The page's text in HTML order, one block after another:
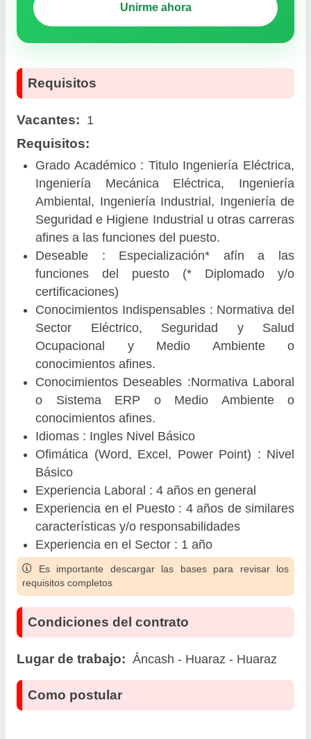
Unirme ahora
Requisitos
Vacantes: 1
Requisitos:
Grado Académico : Titulo Ingeniería Eléctrica,
Ingeniería Mecánica Eléctrica, Ingeniería
Ambiental, Ingeniería Industrial, Ingeniería de
Seguridad e Higiene Industrial u otras carreras
afines a las funciones del puesto.
Deseable : Especialización* afín a las
funciones del puesto (* Diplomado y/o
certificaciones)
Conocimientos Indispensables : Normativa del
Sector Eléctrico, Seguridad y Salud
Ocupacional y Medio Ambiente o
conocimientos afines.
Conocimientos Deseables :Normativa Laboral
o Sistema ERP o Medio Ambiente o
conocimientos afines.
Idiomas : Ingles Nivel Básico
Ofimática (Word, Excel, Power Point) : Nivel
Básico
Experiencia Laboral : 4 años en general
Experiencia en el Puesto : 4 años de similares
características y/o responsabilidades
Experiencia en el Sector : 1 año
Es importante descargar las bases para revisar los
requisitos completos
Condiciones del contrato
Lugar de trabajo: Áncash - Huaraz - Huaraz
Como postular